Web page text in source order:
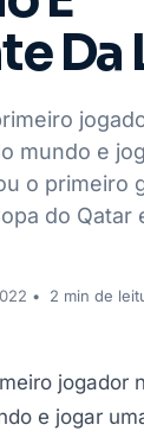
Da
mundo e
o primeiro
do Qatar
• 2 min de
jogador
e jogar